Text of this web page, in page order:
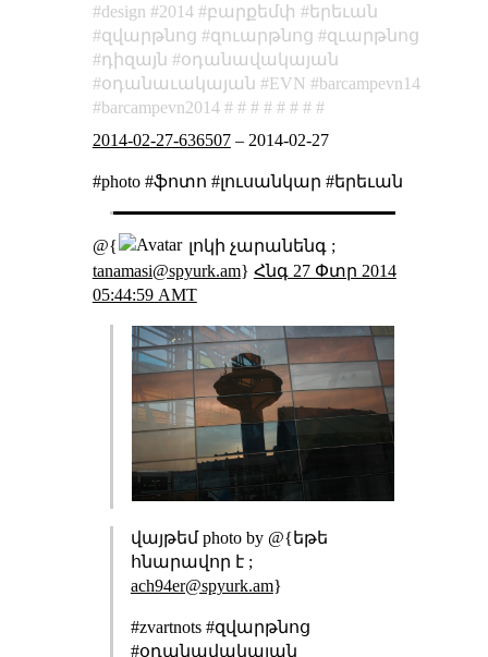
design
2014 բարքեմփ
երեւան
զվարթնոց
զուարթնոց
զւարթնոց
դիզայն
օդանավակայան
օդանաւակայան
EVN
barcampevn14
barcampevn2014
2014-02-27-636507– 2014-02-27
#photo #ֆոտո #լուսանկար #երեւան
@{
լոկի չարանենգ ;
tanamasi@spyurk.am} Հնգ 27 Փտր 2014
05:44:59 AMT
վայթեմ photo by @{եթե
հնարավոր է ;
ach94er@spyurk.am}
#zvartnots #զվարթնոց
#օդանավակայան